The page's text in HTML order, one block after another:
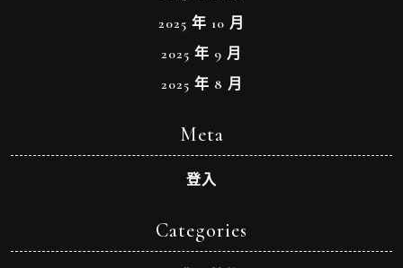
2025 年 10 月
2025 年 9 月
2025 年 8 月
Meta
登入
Categories